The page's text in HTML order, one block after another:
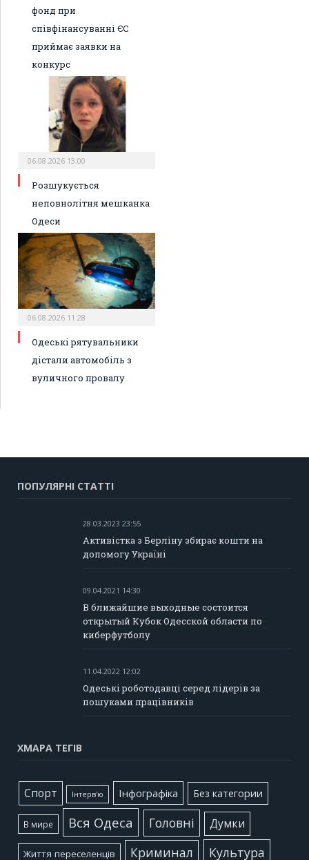
фонд при
співфінансуванні ЄС
приймає заявки на
конкурс
06.08.2026 13:00
Розшукується
неповнолітня мешканка
Одеси
06.08.2026 11:28
Одеські рятувальники
дістали автомобіль з
вуличного провалу
ПОПУЛЯРНІ СТАТТІ
28.03.2023 23:55
Активістка з Берліну збирає кошти на
допомогу Україні
09.04.2021 14:30
В ближайшие выходные состоится
открытый Кубок Одесской области по
киберфутболу
11.04.2022 12:02
Одеські роботодавці серед лідерів за
пошуками працівників
ХМАРА ТЕГІВ
Cпорт Інтерв'ю Інфографіка Без категории
В мире Вся Одеса Головні Думки
Життя переселенців Криминал Культура